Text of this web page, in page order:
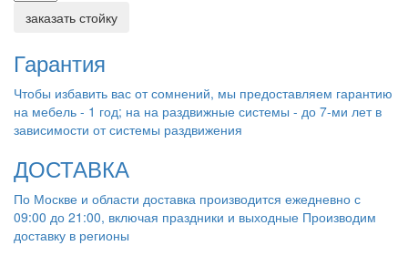
заказать стойку
Гарантия
Чтобы избавить вас от сомнений, мы предоставляем гарантию
на мебель - 1 год; на на раздвижные системы - до 7-ми лет в
зависимости от системы раздвижения
ДОСТАВКА
По Москве и области доставка производится ежедневно с
09:00 до 21:00, включая праздники и выходные Производим
доставку в регионы